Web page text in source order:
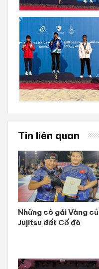
Tin liên quan
Những cô gái Vàng
Jujitsu đất Cố đô